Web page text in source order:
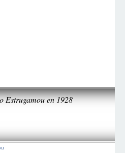
Estrugamou en 1928